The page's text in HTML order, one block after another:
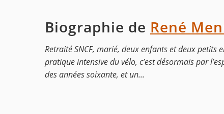
Biographie de René
Retraité SNCF, marié, deux enfants et deux
pratique intensive du vélo, c’est désormais par
des années soixante, et un...